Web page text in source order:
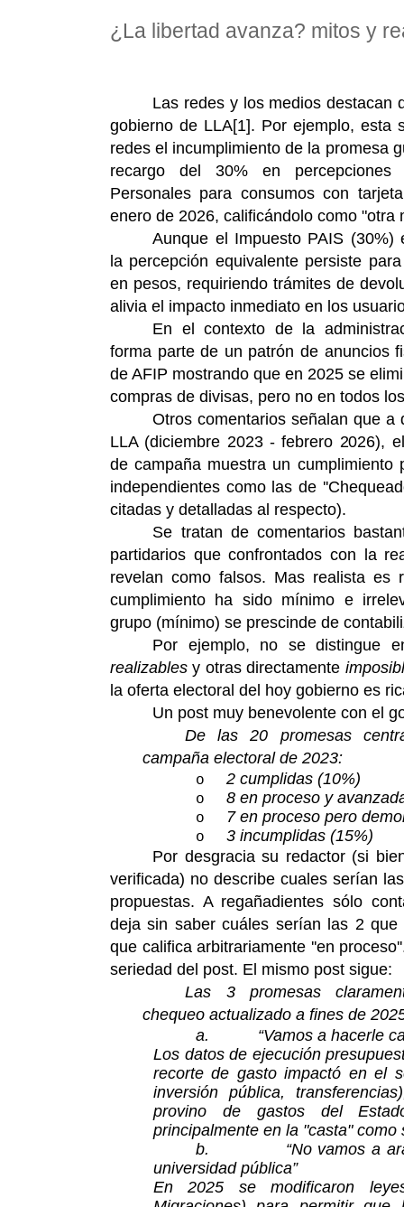
¿La libertad avanza? mitos y
Las redes y los medios destacan
gobierno de LLA[1]. Por ejemplo, esta
redes el incumplimiento de la promesa
recargo del 30% en
Personales para consumos con
enero de 2026, calificándolo como "otra
Aunque el Impuesto PAIS (30%)
la percepción equivalente persiste
en pesos, requiriendo trámites de
alivia el impacto inmediato en los
En el contexto de la
forma parte de un patrón de anuncios
de AFIP mostrando que en 2025 se
compras de divisas, pero no en todos
Otros comentarios señalan que
LLA (diciembre 2023 - febrero 2026),
de campaña muestra un cumplimiento
independientes como las de
citadas y detalladas al respecto).
Se tratan de comentarios
partidarios que confrontados con la
revelan como falsos. Mas realista es
cumplimiento ha sido mínimo e
grupo (mínimo) se prescinde de
Por ejemplo, no se distingue
realizables y otras directamente
la oferta electoral del hoy gobierno es
Un post muy benevolente con el
De las 20 promesas
campaña electoral de 2023:
o 2 cumplidas (10%)
o 8 en proceso y
o 7 en proceso pero
o
3 incumplidas (15%)
Por desgracia su redactor (si
verificada) no describe cuales serían
propuestas. A regañadientes sólo
deja sin saber cuáles serían las 2
que califica arbitrariamente ''en
seriedad del post. El mismo post sigue:
Las 3 promesas
chequeo actualizado a fines de
a.
“Vamos a hacerle
Los datos de ejecución
recorte de gasto impactó en el
inversión pública,
provino de gastos del
principalmente en la "casta" como
b.
“No vamos a
universidad pública”
En 2025 se modificaron